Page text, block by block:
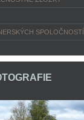
SPOLOČNOSTÍ